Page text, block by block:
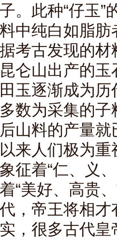
子。此种“仔玉”
料中纯白如脂肪
据考古发现的材
昆仑山出产的
田玉逐渐成为
多数为采集的
后山料的产量
以来人们极为
象征着“仁、义
着“美好、高贵
代，帝王将相才
实，很多古代